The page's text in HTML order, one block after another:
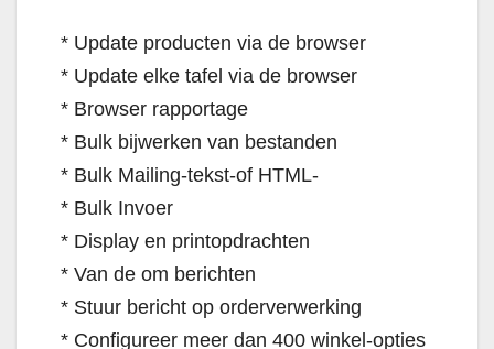
* Update producten via de browser
* Update elke tafel via de browser
* Browser rapportage
* Bulk bijwerken van bestanden
* Bulk Mailing-tekst-of HTML-
* Bulk Invoer
* Display en printopdrachten
* Van de om berichten
* Stuur bericht op orderverwerking
* Configureer meer dan 400 winkel-opties